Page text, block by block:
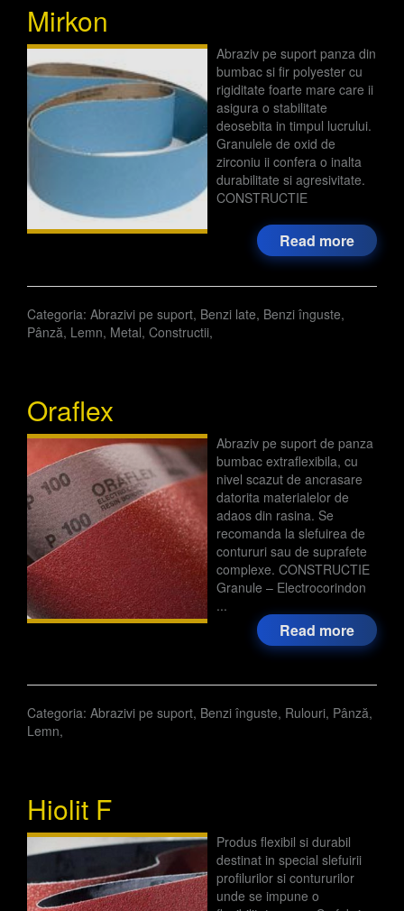
Mirkon
Abraziv pe suport panza din
bumbac si fir polyester cu
rigiditate foarte mare care ii
asigura o stabilitate
deosebita in timpul lucrului.
Granulele de oxid de
zirconiu ii confera o inalta
durabilitate si agresivitate.
CONSTRUCTIE
Read more
Categoria: Abrazivi pe suport, Benzi late, Benzi înguste,
Pânză, Lemn, Metal, Constructii,
Oraflex
Abraziv pe suport de panza
bumbac extraflexibila, cu
nivel scazut de ancrasare
datorita materialelor de
adaos din rasina. Se
recomanda la slefuirea de
contururi sau de suprafete
complexe. CONSTRUCTIE
Granule – Electrocorindon
...
Read more
Categoria: Abrazivi pe suport, Benzi înguste, Rulouri, Pânză,
Lemn,
Hiolit F
Produs flexibil si durabil
destinat in special slefuirii
profilurilor si contururilor
unde se impune o